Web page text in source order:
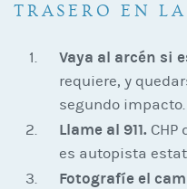
TRASERO EN
Vaya al arcén si
requiere, y
segundo impacto.
Llame al 911.
es autopista
Fotografíe el